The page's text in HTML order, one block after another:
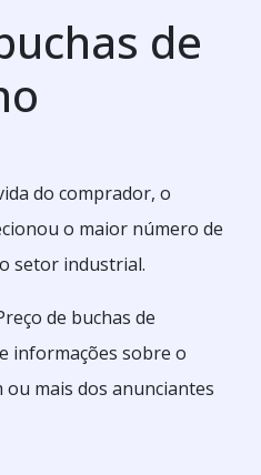
de
do comprador, o
o maior número de
setor industrial.
de buchas de
informações sobre o
mais dos anunciantes